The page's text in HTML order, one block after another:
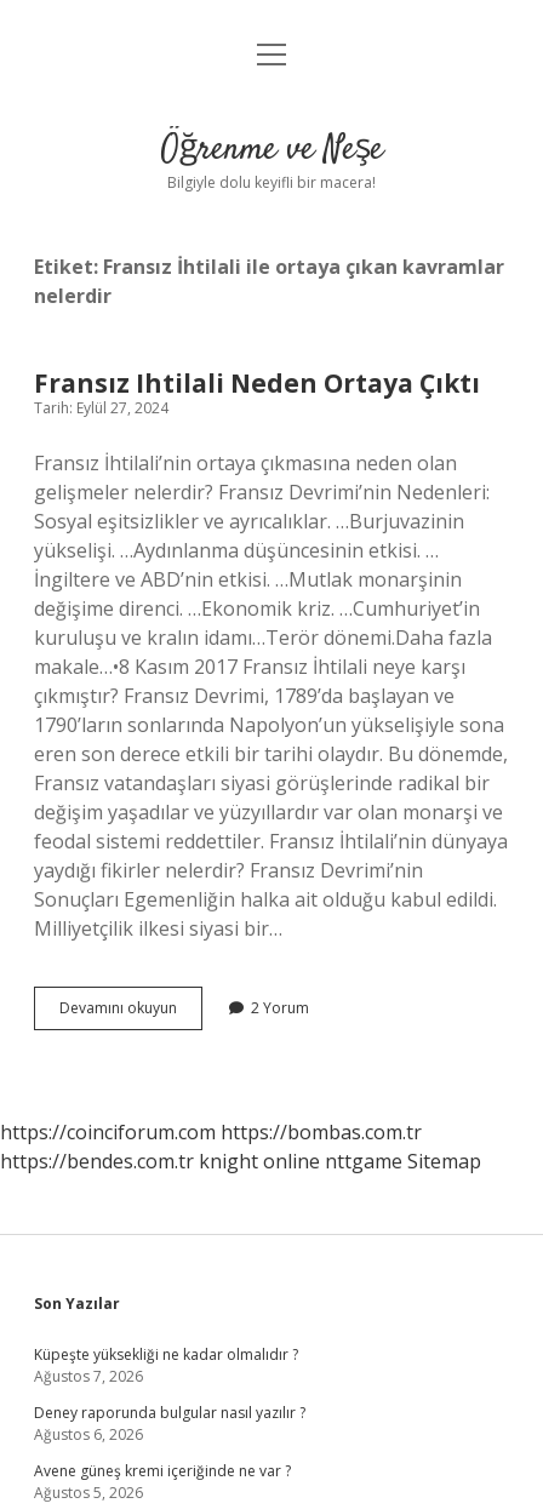
Anasayfa
Yasal Uyarı
menüyü
Öğrenme ve Neşe
Bilgiyle dolu keyifli bir macera!
Etiket: Fransız İhtilali ile ortaya çıkan kavramlar
nelerdir
Fransız Ihtilali Neden Ortaya Çıktı
Tarih: Eylül 27, 2024
Fransız İhtilali’nin ortaya çıkmasına neden olan
gelişmeler nelerdir? Fransız Devrimi’nin Nedenleri:
Sosyal eşitsizlikler ve ayrıcalıklar. …Burjuvazinin
yükselişi. …Aydınlanma düşüncesinin etkisi. …
İngiltere ve ABD’nin etkisi. …Mutlak monarşinin
değişime direnci. …Ekonomik kriz. …Cumhuriyet’in
kuruluşu ve kralın idamı…Terör dönemi.Daha fazla
makale…•8 Kasım 2017 Fransız İhtilali neye karşı
çıkmıştır? Fransız Devrimi, 1789’da başlayan ve
1790’ların sonlarında Napolyon’un yükselişiyle sona
eren son derece etkili bir tarihi olaydır. Bu dönemde,
Fransız vatandaşları siyasi görüşlerinde radikal bir
değişim yaşadılar ve yüzyıllardır var olan monarşi ve
feodal sistemi reddettiler. Fransız İhtilali’nin dünyaya
yaydığı fikirler nelerdir? Fransız Devrimi’nin
Sonuçları Egemenliğin halka ait olduğu kabul edildi.
Milliyetçilik ilkesi siyasi bir…
Devamını okuyun
Ihtilali
2 Yorum
https://coinciforum.com https://bombas.com.tr
https://bendes.com.tr knight online nttgame Sitemap
Sidebar
Son Yazılar
Küpeşte yüksekliği ne kadar olmalıdır ?
Ağustos 7, 2026
Deney raporunda bulgular nasıl yazılır ?
Ağustos 6, 2026
Avene güneş kremi içeriğinde ne var ?
Ağustos 5, 2026